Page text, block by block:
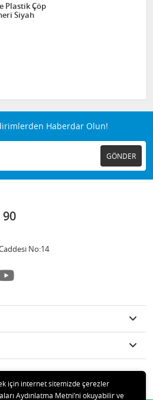
Plastik Çöp
Siyah
Haberdar Olun!
GÖNDER
90
No:14
için internet sitemizde çerezler
Aydınlatma Metni’ni okuyabilir ve